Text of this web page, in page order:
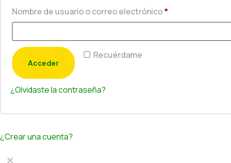
Nombre de usuario o correo electrónico*
Recuérdame
Acceder
¿Olvidaste la contraseña?
¿Crear una cuenta?
✕